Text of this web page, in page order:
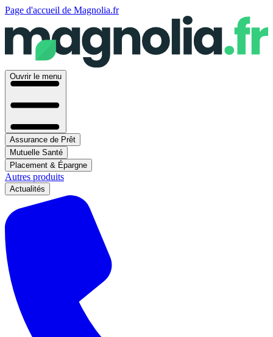
Page d'accueil de Magnolia.fr
Ouvrir le menu
Assurance de Prêt
Mutuelle Santé
Placement & Épargne
Autres produits
Actualités